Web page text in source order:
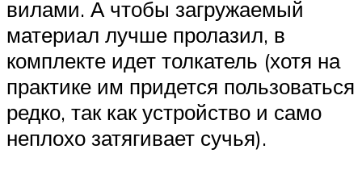
вилами. А чтобы загружаемый
материал лучше пролазил, в
комплекте идет толкатель (хотя на
практике им придется пользоваться
редко, так как устройство и само
неплохо затягивает сучья).